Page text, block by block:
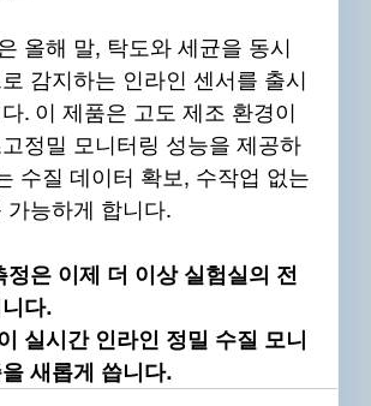
올해 말, 탁도와 세균을 동시
감지하는 인라인 센서를 출시
. 이 제품은 고도 제조 환경이
정밀 모니터링 성능을 제공하
수질 데이터 확보, 수작업 없는
가능하게 합니다.
정은 이제 더 이상 실험실의 전
다.
실시간 인라인 정밀 수질 모니
새롭게 씁니다.